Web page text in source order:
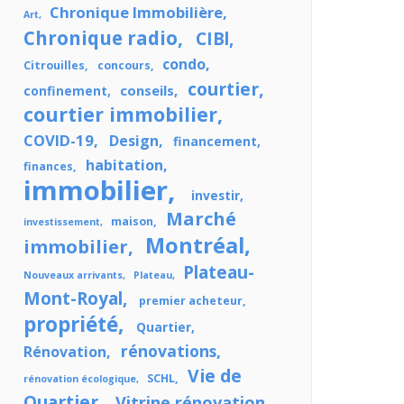
Art
Chronique Immobilière
Chronique radio CIBl
Citrouilles concours condo
confinement conseils courtier
courtier immobilier
COVID-19 Design financement
finances habitation
immobilier investir
investissement maison
Marché
immobilier
Montréal
Nouveaux arrivants Plateau
Plateau-
Mont-Royal
premier acheteur
propriété Quartier
Rénovation rénovations
rénovation écologique SCHL
Vie de